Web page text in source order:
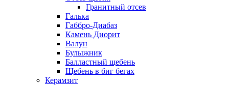
Гранитный отсев
Галька
Габбро-Диабаз
Камень Диорит
Валун
Булыжник
Балластный щебень
Щебень в биг бегах
Керамзит